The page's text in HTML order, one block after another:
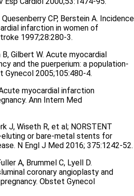
CP, Berstein A. Incidence
infarction in women of
1997;28:280-3.
B, Gilbert W. Acute myocardial
and the puerperium: a population-
Gynecol 2005;105:480-4.
myocardial infarction
Ann Intern Med
J, Wiseth R, et al; NORSTENT
or bare-metal stents for
N Engl J Med 2016; 375:1242-52.
A, Brummel C, Lyell D.
coronary angioplasty and
Obstet Gynecol